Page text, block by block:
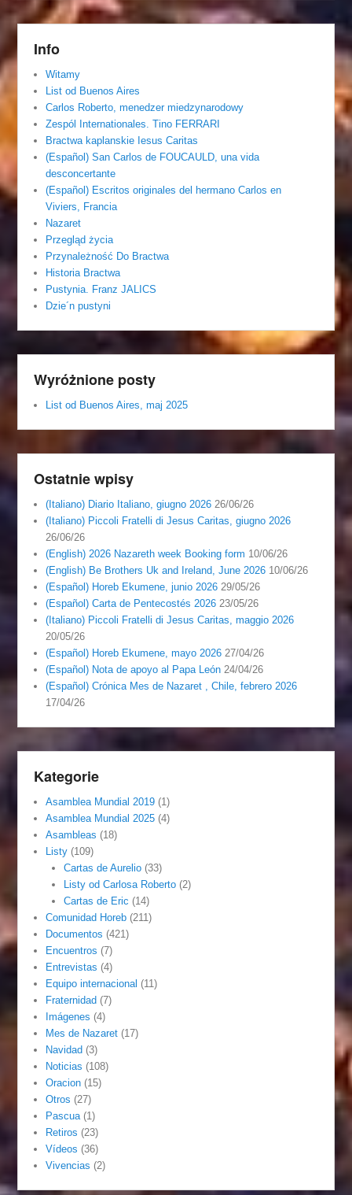
Info
Witamy
List od Buenos Aires
Carlos Roberto, menedzer miedzynarodowy
Zespól Internationales. Tino FERRARI
Bractwa kaplanskie Iesus Caritas
(Español) San Carlos de FOUCAULD, una vida
desconcertante
(Español) Escritos originales del hermano Carlos en
Viviers, Francia
Nazaret
Przegląd życia
Przynależność Do Bractwa
Historia Bractwa
Pustynia. Franz JALICS
Dzie´n pustyni
Wyróżnione posty
List od Buenos Aires, maj 2025
Ostatnie wpisy
(Italiano) Diario Italiano, giugno 2026 26/06/26
(Italiano) Piccoli Fratelli di Jesus Caritas, giugno 2026
26/06/26
(English) 2026 Nazareth week Booking form 10/06/26
(English) Be Brothers Uk and Ireland, June 2026 10/06/26
(Español) Horeb Ekumene, junio 2026 29/05/26
(Español) Carta de Pentecostés 2026 23/05/26
(Italiano) Piccoli Fratelli di Jesus Caritas, maggio 2026
20/05/26
(Español) Horeb Ekumene, mayo 2026 27/04/26
(Español) Nota de apoyo al Papa León 24/04/26
(Español) Crónica Mes de Nazaret , Chile, febrero 2026
17/04/26
Kategorie
Asamblea Mundial 2019 (1)
Asamblea Mundial 2025 (4)
Asambleas (18)
Listy (109)
Cartas de Aurelio(33)
Listy od Carlosa Roberto(2)
Cartas de Eric (14)
Comunidad Horeb (211)
Documentos (421)
Encuentros (7)
Entrevistas (4)
Equipo internacional (11)
Fraternidad (7)
Imágenes (4)
Mes de Nazaret (17)
Navidad (3)
Noticias (108)
Oracion (15)
Otros (27)
Pascua(1)
Retiros (23)
Vídeos (36)
Vivencias (2)